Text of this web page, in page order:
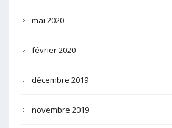
mai 2020
février 2020
décembre 2019
novembre 2019